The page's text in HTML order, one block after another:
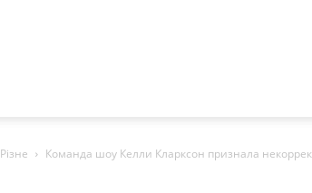
Різне Команда шоу Келли Кларксон признала